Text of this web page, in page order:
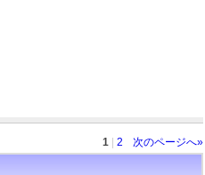
1 2 次のページへ»